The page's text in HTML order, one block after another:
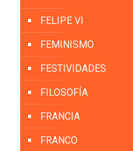
FELIPE VI
FEMINISMO
FESTIVIDADES
FILOSOFÍA
FRANCIA
FRANCO